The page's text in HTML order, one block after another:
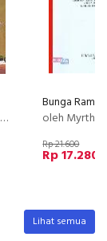
oleh Myrtha
Rp 21.600
Rp 17.280
Lihat semua